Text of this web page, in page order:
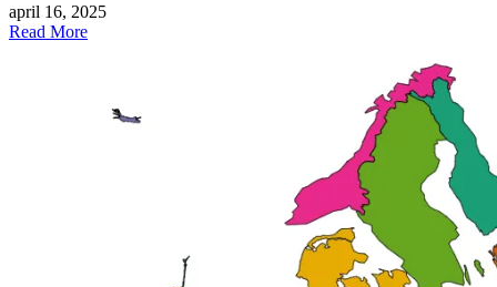
april 16, 2025
Read More